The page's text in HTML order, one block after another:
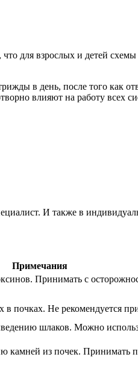
для взрослых и детей
в день, после того как
влияют на работу всех
И также в
Примечания
Принимать с
в почках. Не рекомендуется
шлаков. Можно
камней из почек. Принимать